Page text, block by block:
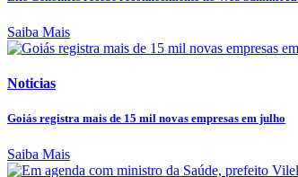
Saiba Mais
Noticias
Goiás registra mais de 15 mil novas empresas em julho
Saiba Mais